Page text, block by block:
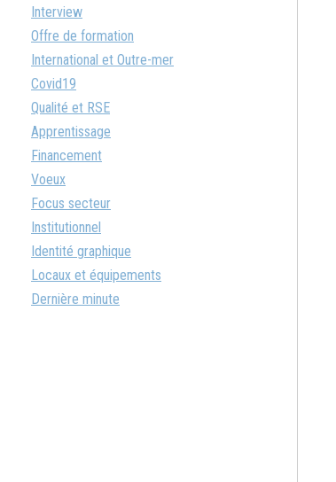
Interview
Offre de formation
International et Outre-mer
Covid19
Qualité et RSE
Apprentissage
Financement
Voeux
Focus secteur
Institutionnel
Identité graphique
Locaux et équipements
Dernière minute